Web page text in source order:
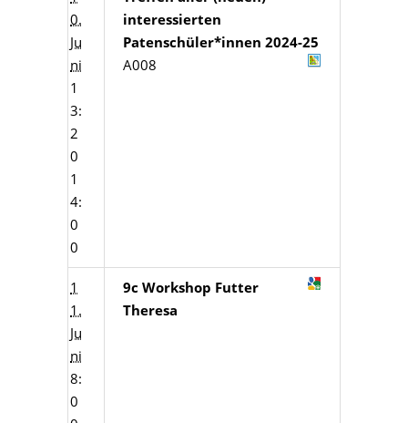
0.
Ju
ni
1
3:
2
0
1
4:
0
0
interessierten
Patenschüler*innen 2024-25
A008
1
1.
Ju
ni
8:
0
9c Workshop Futter
Theresa